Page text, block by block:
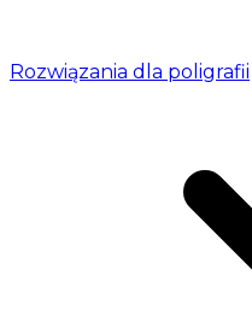
Rozwiązania dla poligrafii